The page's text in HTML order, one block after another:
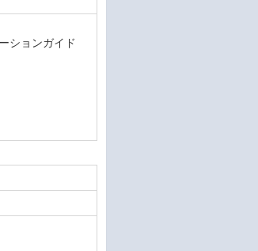
ションガイド